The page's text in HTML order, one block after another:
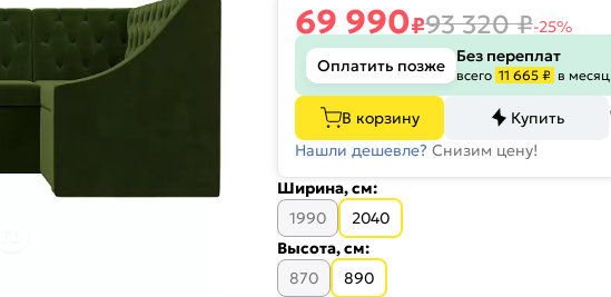
69 990₽93 320₽-25%
Оплатить позже
Без переплат
всего 11 665 ₽ в месяц
В корзину
Купить
Нашли дешевле? Снизим цену!
Ширина, см:
1990
2040
Высота, см:
870
890